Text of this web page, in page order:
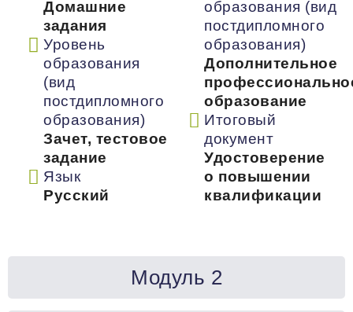
Модуль 2
Домашние
задания
Уровень
образования
(вид
постдипломного
образования)
Зачет, тестовое
задание
Язык
Русский
образования (вид
постдипломного
образования)
Дополнительное
образование
Итоговый
документ
Удостоверение
о повышении
квалификации